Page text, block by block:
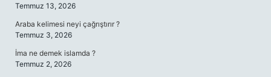
Temmuz 13, 2026
Araba kelimesi neyi çağrıştırır ?
Temmuz 3, 2026
İma ne demek islamda ?
Temmuz 2, 2026